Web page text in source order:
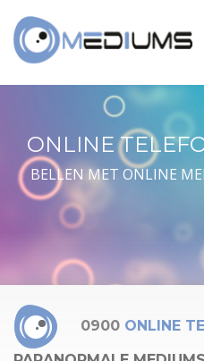
ONLINE
BELLEN MET ONLINE
0900 ONLINE